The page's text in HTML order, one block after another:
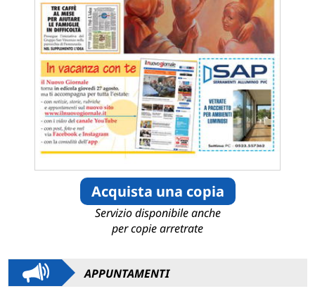
Acquista una copia
Servizio disponibile anche
per copie arretrate
APPUNTAMENTI